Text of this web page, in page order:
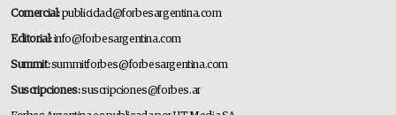
Comercial:publicidad@forbesargentina.com
Editorial:info@forbesargentina.com
Summit:summitforbes@forbesargentina.com
Suscripciones:suscripciones@forbes.ar